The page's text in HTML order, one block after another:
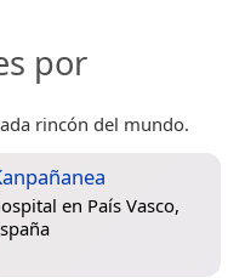
por
rincón del mundo.
en País Vasco,